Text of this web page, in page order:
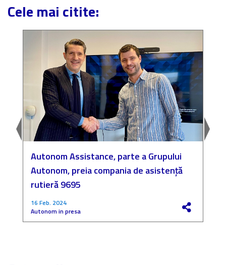
Cele mai citite:
Autonom Assistance, parte a Grupului
Autonom, preia compania de asistență
rutieră 9695
16 Feb. 2024
Autonom in presa